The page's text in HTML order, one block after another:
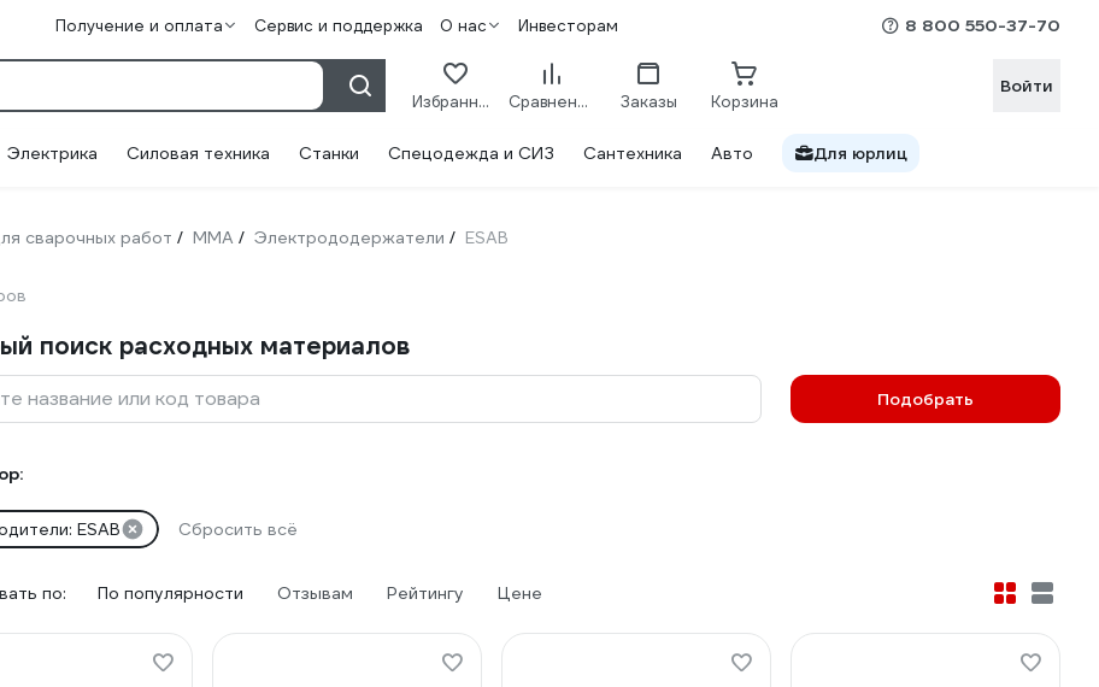
Получение и оплата Сервис и поддержка О нас Инвесторам 8 800 550-37-70
Избранное Сравнение Заказы Корзина
Войти
Электрика Силовая техника Станки Спецодежда и СИЗ Сантехника Авто Для юрлиц
сварочных работ / ММА / Электрододержатели / ESAB
поиск расходных материалов
название или код товара Подобрать
ESAB Сбросить всё
по: По популярности Отзывам Рейтингу Цене